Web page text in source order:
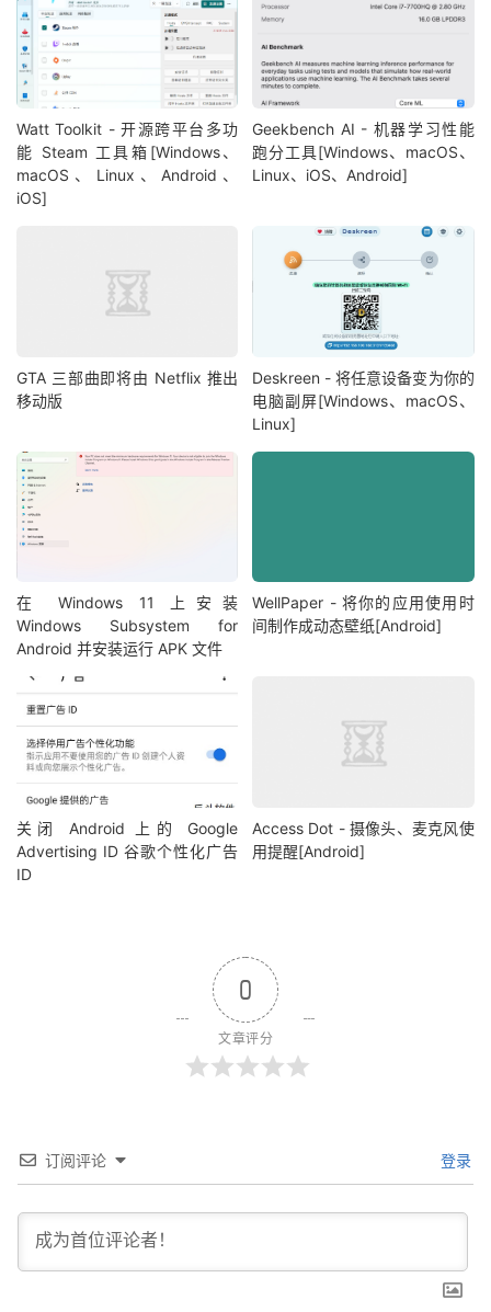
Watt Toolkit - 开源跨平台多功
能 Steam 工具箱[Windows、
macOS、Linux、Android、
iOS]
Geekbench AI - 机器学习性能
跑分工具[Windows、macOS、
Linux、iOS、Android]
GTA 三部曲即将由 Netflix 推出
移动版
Deskreen - 将任意设备变为你的
电脑副屏[Windows、macOS、
Linux]
在 Windows 11 上安装
Windows Subsystem for
Android 并安装运行 APK 文件
WellPaper - 将你的应用使用时
间制作成动态壁纸[Android]
关闭 Android 上的 Google
Advertising ID 谷歌个性化广告
ID
Access Dot - 摄像头、麦克风使
用提醒[Android]
0
文章评分
订阅评论 登录